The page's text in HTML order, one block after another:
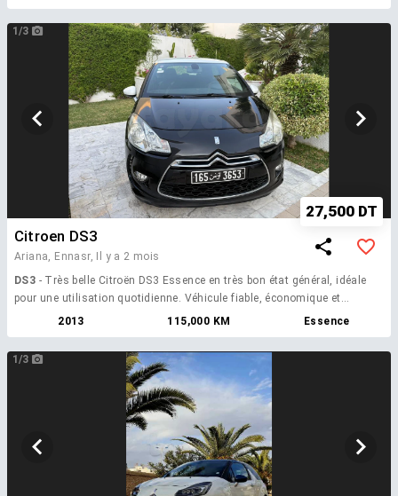
lumière jante 17 pouces )
1/3
27,500 DT
Citroen DS3
Ariana, Ennasr,
Il y a 2 mois
DS3 - Très belle Citroën DS3 Essence en très bon état général, idéale
pour une utilisation quotidienne. Véhicule fiable, économique et
agréable à conduire. ✅ Année : 2013 ✅ Première mise en circulation :
: Essence ✅ Véhicule bien entretenu ✅ Prix: 27.500
2013 115,000 KM Essence
1/3